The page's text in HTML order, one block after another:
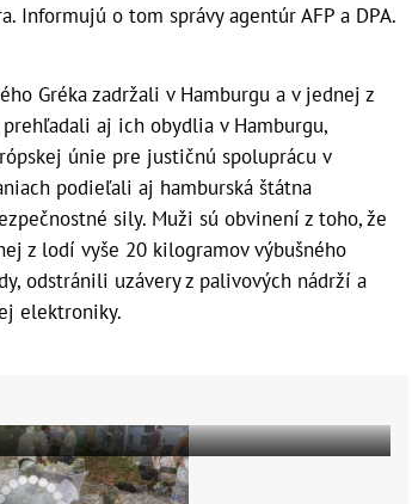
Informujú o tom správy agentúr AFP a DPA.
Gréka zadržali v Hamburgu a v jednej z
aj ich obydlia v Hamburgu,
únie pre justičnú spoluprácu v
podieľali aj hamburská štátna
sily. Muži sú obvinení z toho, že
z lodí vyše 20 kilogramov výbušného
odstránili uzávery z palivových nádrží a
elektroniky.